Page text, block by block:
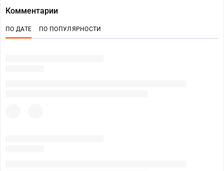
Комментарии
ПО ДАТЕ ПО ПОПУЛЯРНОСТИ